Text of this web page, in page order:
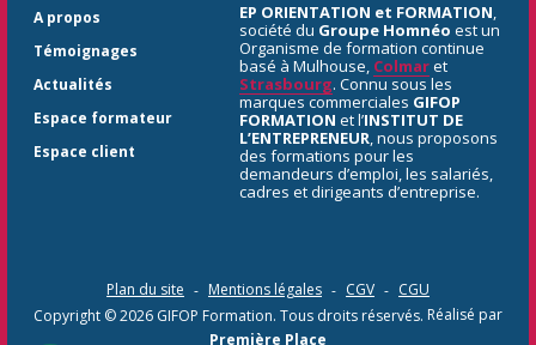
A propos
Témoignages
Actualités
Espace formateur
Espace client
EP ORIENTATION et FORMATION,
société du Groupe Homnéo est un
Organisme de formation continue
basé à Mulhouse, Colmaret
Strasbourg. Connu sous les
marques commerciales GIFOP
FORMATION et l’INSTITUT DE
L’ENTREPRENEUR, nous proposons
des formations pour les
demandeurs d’emploi, les salariés,
cadres et dirigeants d’entreprise.
Plan du site Mentions légales CGV
CGU
Copyright © 2026 GIFOP Formation. Tous droits réservés. Réalisé par
Première Place